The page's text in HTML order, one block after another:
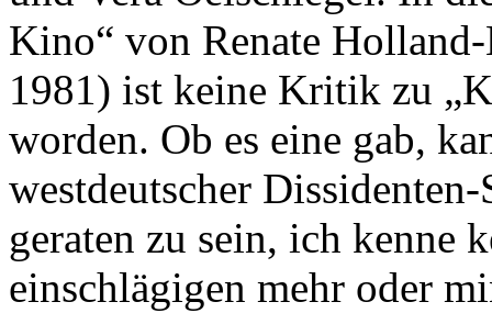
Kino“ von Renate
1981) ist keine Kritik zu
worden. Ob es eine gab,
westdeutscher
geraten zu sein, ich kenne
einschlägigen mehr oder